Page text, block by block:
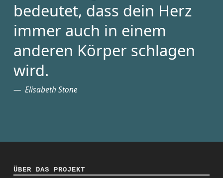
bedeutet, dass dein Herz
immer auch in einem
anderen Körper schlagen
wird.
Elisabeth Stone
ÜBER DAS PROJEKT